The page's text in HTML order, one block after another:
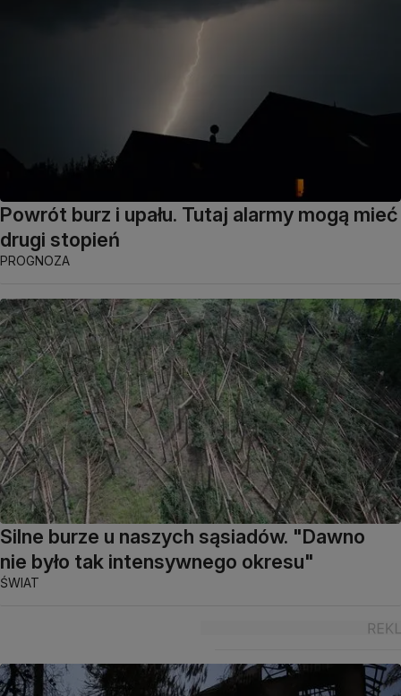
Powrót burz i upału. Tutaj alarmy mogą mieć
drugi stopień
PROGNOZA
Silne burze u naszych sąsiadów. "Dawno
nie było tak intensywnego okresu"
ŚWIAT